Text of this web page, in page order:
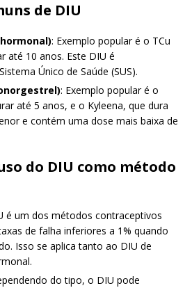
de DIU
: Exemplo popular é o TCu
até 10 anos. Este DIU é
Único de Saúde (SUS).
: Exemplo popular é o
até 5 anos, e o Kyleena, que dura
e contém uma dose mais baixa de
do DIU como método
é um dos métodos contraceptivos
de falha inferiores a 1% quando
Isso se aplica tanto ao DIU de
do tipo, o DIU pode